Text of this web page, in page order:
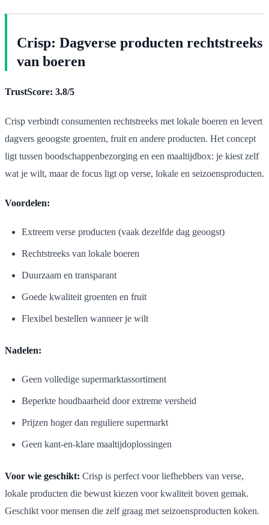
Crisp: Dagverse producten rechtstreeks
van boeren
TrustScore: 3.8/5
Crisp verbindt consumenten rechtstreeks met lokale boeren en levert
dagvers geoogste groenten, fruit en andere producten. Het concept
ligt tussen boodschappenbezorging en een maaltijdbox: je kiest zelf
wat je wilt, maar de focus ligt op verse, lokale en seizoensproducten.
Voordelen:
Extreem verse producten (vaak dezelfde dag geoogst)
Rechtstreeks van lokale boeren
Duurzaam en transparant
Goede kwaliteit groenten en fruit
Flexibel bestellen wanneer je wilt
Nadelen:
Geen volledige supermarktassortiment
Beperkte houdbaarheid door extreme versheid
Prijzen hoger dan reguliere supermarkt
Geen kant-en-klare maaltijdoplossingen
Voor wie geschikt: Crisp is perfect voor liefhebbers van verse,
lokale producten die bewust kiezen voor kwaliteit boven gemak.
Geschikt voor mensen die zelf graag met seizoensproducten koken.